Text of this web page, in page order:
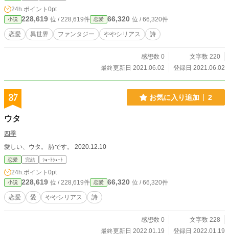
24h.ポイント 0pt
小説 228,619 位 / 228,619件 恋愛 66,320 位 / 66,320件
恋愛 異世界 ファンタジー ややシリアス 詩
感想数 0
文字数 220
最終更新日 2021.06.02
登録日 2021.06.02
37 お気に入り追加 2
ウタ
四季
愛しい、ウタ。 詩です。 2020.12.10
恋愛 完結 ｼｮｰﾄｼｮｰﾄ
24h.ポイント 0pt
小説 228,619 位 / 228,619件 恋愛 66,320 位 / 66,320件
恋愛 愛 ややシリアス 詩
感想数 0
文字数 228
最終更新日 2022.01.19
登録日 2022.01.19